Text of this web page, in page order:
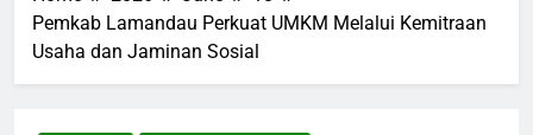
Pemkab Lamandau Perkuat UMKM Melalui Kemitraan
Usaha dan Jaminan Sosial